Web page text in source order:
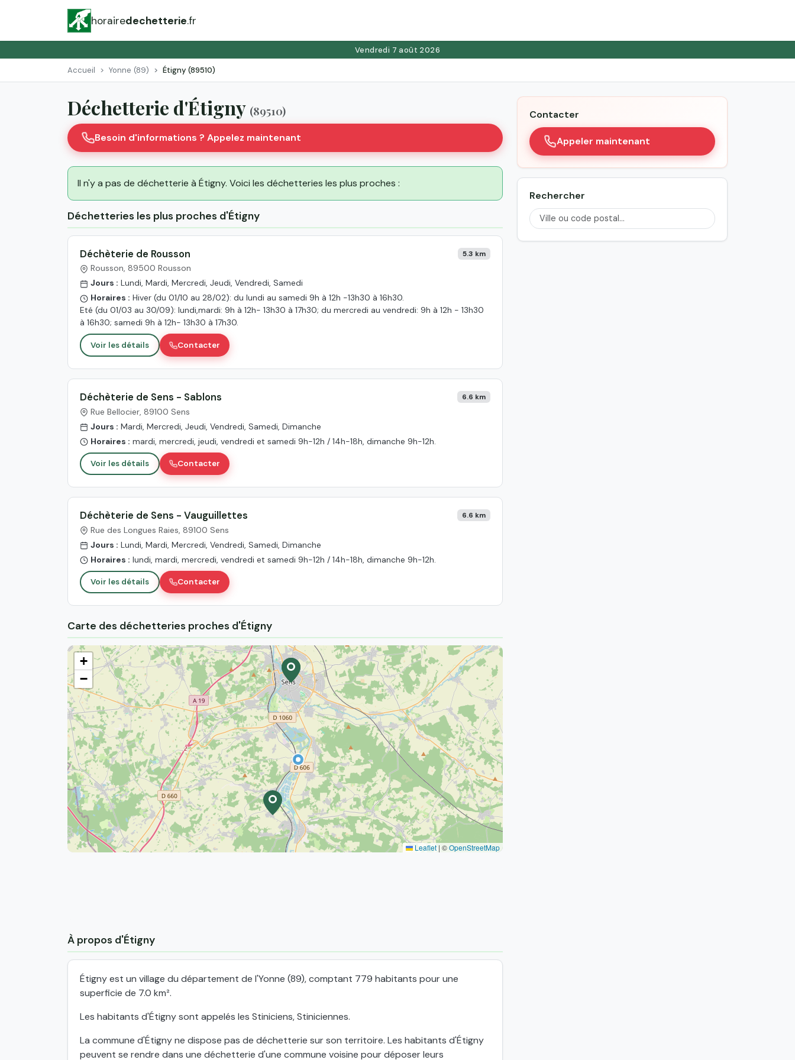
horairedechetterie.fr
Vendredi 7 août 2026
Accueil Yonne (89) Étigny (89510)
Déchetterie d'Étigny (89510)
Besoin d'informations ? Appelez maintenant
Il n'y a pas de déchetterie à Étigny. Voici les déchetteries les plus proches :
Déchetteries les plus proches d'Étigny
Déchèterie de Rousson 5.3 km
Rousson, 89500 Rousson
Jours : Lundi, Mardi, Mercredi, Jeudi, Vendredi, Samedi
Horaires : Hiver (du 01/10 au 28/02): du lundi au samedi 9h à 12h -13h30 à 16h30.
Eté (du 01/03 au 30/09): lundi,mardi: 9h à 12h- 13h30 à 17h30; du mercredi au vendredi: 9h à 12h - 13h30
à 16h30; samedi 9h à 12h- 13h30 à 17h30.
Voir les détails Contacter
Déchèterie de Sens - Sablons 6.6 km
Rue Bellocier, 89100 Sens
Jours : Mardi, Mercredi, Jeudi, Vendredi, Samedi, Dimanche
Horaires : mardi, mercredi, jeudi, vendredi et samedi 9h-12h / 14h-18h, dimanche 9h-12h.
Voir les détails Contacter
Déchèterie de Sens - Vauguillettes 6.6 km
Rue des Longues Raies, 89100 Sens
Jours : Lundi, Mardi, Mercredi, Vendredi, Samedi, Dimanche
Horaires : lundi, mardi, mercredi, vendredi et samedi 9h-12h / 14h-18h, dimanche 9h-12h.
Voir les détails Contacter
Carte des déchetteries proches d'Étigny
+
−
Leaflet | ©OpenStreetMap
À propos d'Étigny
Étigny est un village du département de l'Yonne (89), comptant 779 habitants pour une
superficie de 7.0 km².
Les habitants d'Étigny sont appelés les Stiniciens, Stiniciennes.
La commune d'Étigny ne dispose pas de déchetterie sur son territoire. Les habitants d'Étigny
peuvent se rendre dans une déchetterie d'une commune voisine pour déposer leurs
Contacter
Appeler maintenant
Rechercher